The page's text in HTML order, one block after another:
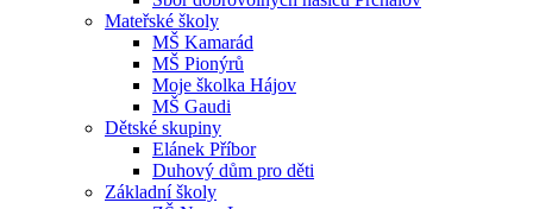
Mateřské školy
MŠ Kamarád
MŠ Pionýrů
Moje školka Hájov
MŠ Gaudi
Dětské skupiny
Elánek Příbor
Duhový dům pro děti
Základní školy